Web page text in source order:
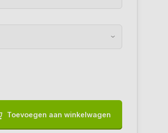
Toevoegen aan winkelwagen